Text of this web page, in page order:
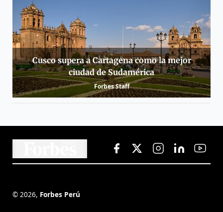
Cusco supera a Cartagena como la mejor
ciudad de Sudamérica
Forbes Staff
© 2026, Forbes Perú